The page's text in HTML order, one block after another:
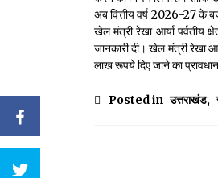
अब वित्तीय वर्ष 2026-27 के
खेल मंत्री रेखा आर्या पर्वतीय
जानकारी दी। खेल मंत्री रेखा
लाख रूपये दिए जाने का
Posted in उत्तराखंड,